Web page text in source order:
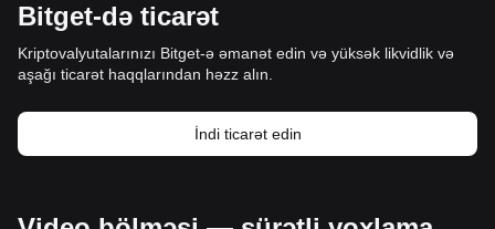
Bitget-də ticarət
Kriptovalyutalarınızı Bitget-ə əmanət edin və yüksək likvidlik və
aşağı ticarət haqqlarından həzz alın.
İndi ticarət edin